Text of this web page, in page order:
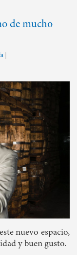
de mucho
nuevo espacio,
y buen gusto.